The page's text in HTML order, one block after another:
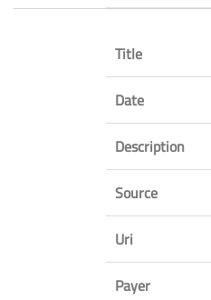
Title
Date
Description
Source
Uri
Payer